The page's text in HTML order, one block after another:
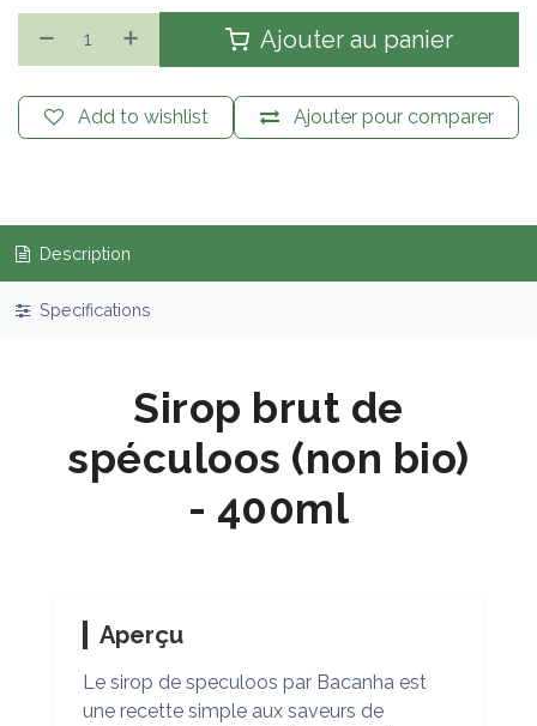
Ajouter au panier
Ajouter pour comparer
Add to wishlist
Description
Specifications
Sirop brut de
spéculoos (non bio)
- 400ml
Aperçu
Le sirop de speculoos par Bacanha est
une recette simple aux saveurs de